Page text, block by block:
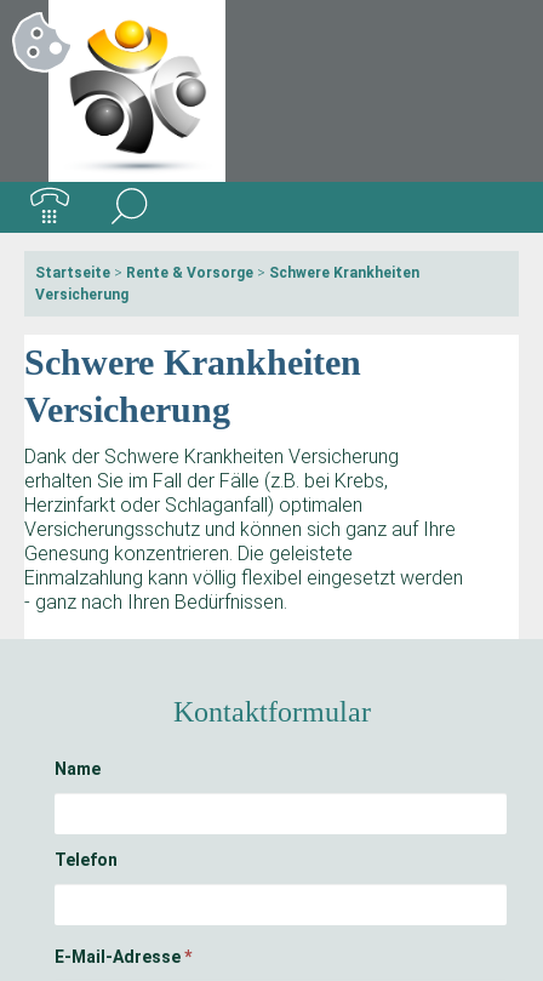
Startseite > Rente & Vorsorge > Schwere Krankheiten
Versicherung
Schwere Krankheiten
Versicherung
Dank der Schwere Krankheiten Versicherung
erhalten Sie im Fall der Fälle (z.B. bei Krebs,
Herzinfarkt oder Schlaganfall) optimalen
Versicherungsschutz und können sich ganz auf Ihre
Genesung konzentrieren. Die geleistete
Einmalzahlung kann völlig flexibel eingesetzt werden
- ganz nach Ihren Bedürfnissen.
Kontaktformular
Name
Telefon
E-Mail-Adresse*